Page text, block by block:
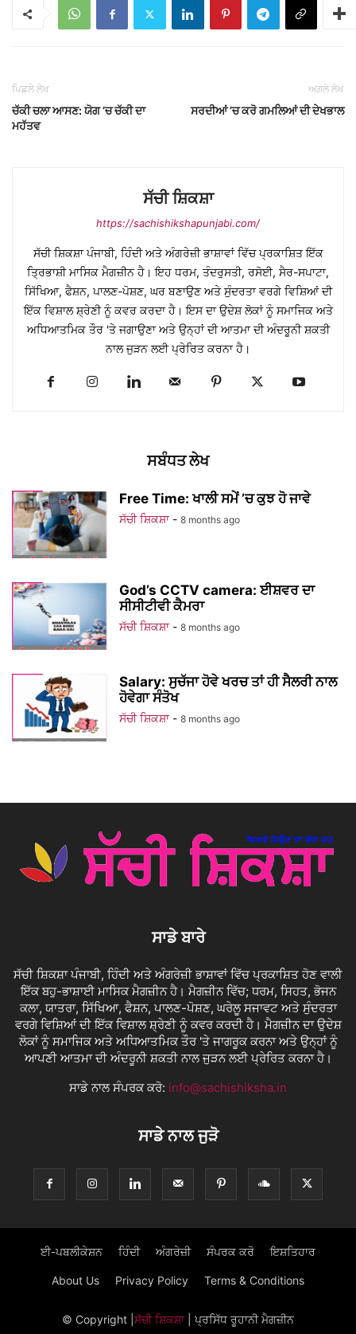
ਪਿਛਲੇ ਲੇਖ
ਚੱਕੀ ਚਲਾ ਆਸਣ: ਯੋਗ ’ਚ ਚੱਕੀ ਦਾ
ਮਹੱਤਵ
ਅਗਲੇ ਲੇਖ
ਸਰਦੀਆਂ ’ਚ ਕਰੋ ਗਮਲਿਆਂ ਦੀ ਦੇਖਭਾਲ
ਸੱਚੀ ਸ਼ਿਕਸ਼ਾ
https://sachishikshapunjabi.com/
ਸੱਚੀ ਸ਼ਿਕਸ਼ਾ ਪੰਜਾਬੀ, ਹਿੰਦੀ ਅਤੇ ਅੰਗਰੇਜ਼ੀ ਭਾਸ਼ਾਵਾਂ ਵਿੱਚ ਪ੍ਰਕਾਸ਼ਿਤ ਇੱਕ
ਤ੍ਰਿਭਾਸ਼ੀ ਮਾਸਿਕ ਮੈਗਜ਼ੀਨ ਹੈ। ਇਹ ਧਰਮ, ਤੰਦਰੁਸਤੀ, ਰਸੋਈ, ਸੈਰ-ਸਪਾਟਾ,
ਸਿੱਖਿਆ, ਫੈਸ਼ਨ, ਪਾਲਣ-ਪੋਸ਼ਣ, ਘਰ ਬਣਾਉਣ ਅਤੇ ਸੁੰਦਰਤਾ ਵਰਗੇ ਵਿਸ਼ਿਆਂ ਦੀ
ਇੱਕ ਵਿਸ਼ਾਲ ਸ਼੍ਰੇਣੀ ਨੂੰ ਕਵਰ ਕਰਦਾ ਹੈ। ਇਸ ਦਾ ਉਦੇਸ਼ ਲੋਕਾਂ ਨੂੰ ਸਮਾਜਿਕ ਅਤੇ
ਅਧਿਆਤਮਿਕ ਤੌਰ 'ਤੇ ਜਗਾਉਣਾ ਅਤੇ ਉਨ੍ਹਾਂ ਦੀ ਆਤਮਾ ਦੀ ਅੰਦਰੂਨੀ ਸ਼ਕਤੀ
ਨਾਲ ਜੁੜਨ ਲਈ ਪ੍ਰੇਰਿਤ ਕਰਨਾ ਹੈ।
ਸਬੰਧਤ ਲੇਖ
Free Time: ਖਾਲੀ ਸਮੇਂ ’ਚ ਕੁਝ ਹੋ ਜਾਵੇ
ਸੱਚੀ ਸ਼ਿਕਸ਼ਾ - 8 months ago
God’s CCTV camera: ਈਸ਼ਵਰ ਦਾ
ਸੀਸੀਟੀਵੀ ਕੈਮਰਾ
ਸੱਚੀ ਸ਼ਿਕਸ਼ਾ - 8 months ago
Salary: ਸੁਚੱਜਾ ਹੋਵੇ ਖਰਚ ਤਾਂ ਹੀ ਸੈਲਰੀ ਨਾਲ
ਹੋਵੇਗਾ ਸੰਤੋਖ
ਸੱਚੀ ਸ਼ਿਕਸ਼ਾ - 8 months ago
ਸਾਡੇ ਬਾਰੇ
ਸੱਚੀ ਸ਼ਿਕਸ਼ਾ ਪੰਜਾਬੀ, ਹਿੰਦੀ ਅਤੇ ਅੰਗਰੇਜ਼ੀ ਭਾਸ਼ਾਵਾਂ ਵਿੱਚ ਪ੍ਰਕਾਸ਼ਿਤ ਹੋਣ ਵਾਲੀ
ਇੱਕ ਬਹੁ-ਭਾਸ਼ਾਈ ਮਾਸਿਕ ਮੈਗਜ਼ੀਨ ਹੈ। ਮੈਗਜ਼ੀਨ ਵਿੱਚ; ਧਰਮ, ਸਿਹਤ, ਭੋਜਨ
ਕਲਾ, ਯਾਤਰਾ, ਸਿੱਖਿਆ, ਫੈਸ਼ਨ, ਪਾਲਣ-ਪੋਸ਼ਣ, ਘਰੇਲੂ ਸਜਾਵਟ ਅਤੇ ਸੁੰਦਰਤਾ
ਵਰਗੇ ਵਿਸ਼ਿਆਂ ਦੀ ਇੱਕ ਵਿਸ਼ਾਲ ਸ਼੍ਰੇਣੀ ਨੂੰ ਕਵਰ ਕਰਦੀ ਹੈ। ਮੈਗਜ਼ੀਨ ਦਾ ਉਦੇਸ਼
ਲੋਕਾਂ ਨੂੰ ਸਮਾਜਿਕ ਅਤੇ ਅਧਿਆਤਮਿਕ ਤੌਰ 'ਤੇ ਜਾਗਰੂਕ ਕਰਨਾ ਅਤੇ ਉਨ੍ਹਾਂ ਨੂੰ
ਆਪਣੀ ਆਤਮਾ ਦੀ ਅੰਦਰੂਨੀ ਸ਼ਕਤੀ ਨਾਲ ਜੁੜਨ ਲਈ ਪ੍ਰੇਰਿਤ ਕਰਨਾ ਹੈ।
ਸਾਡੇ ਨਾਲ ਸੰਪਰਕ ਕਰੋ: info@sachishiksha.in
ਸਾਡੇ ਨਾਲ ਜੁੜੋ
ਈ-ਪਬਲੀਕੇਸ਼ਨ ਹਿੰਦੀ ਅੰਗਰੇਜ਼ੀ ਸੰਪਰਕ ਕਰੋ ਇਸ਼ਤਿਹਾਰ
About Us Privacy Policy Terms & Conditions
© Copyright ਸੱਚੀ ਸ਼ਿਕਸ਼ਾ| ਪ੍ਰਸਿੱਧ ਰੂਹਾਨੀ ਮੈਗਜ਼ੀਨ